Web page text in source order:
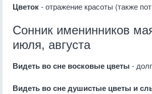
Цветок- отражение красоты (также
Сонник именинников
июля, августа
Видеть во сне восковые цветы -
Видеть во сне душистые цветы и